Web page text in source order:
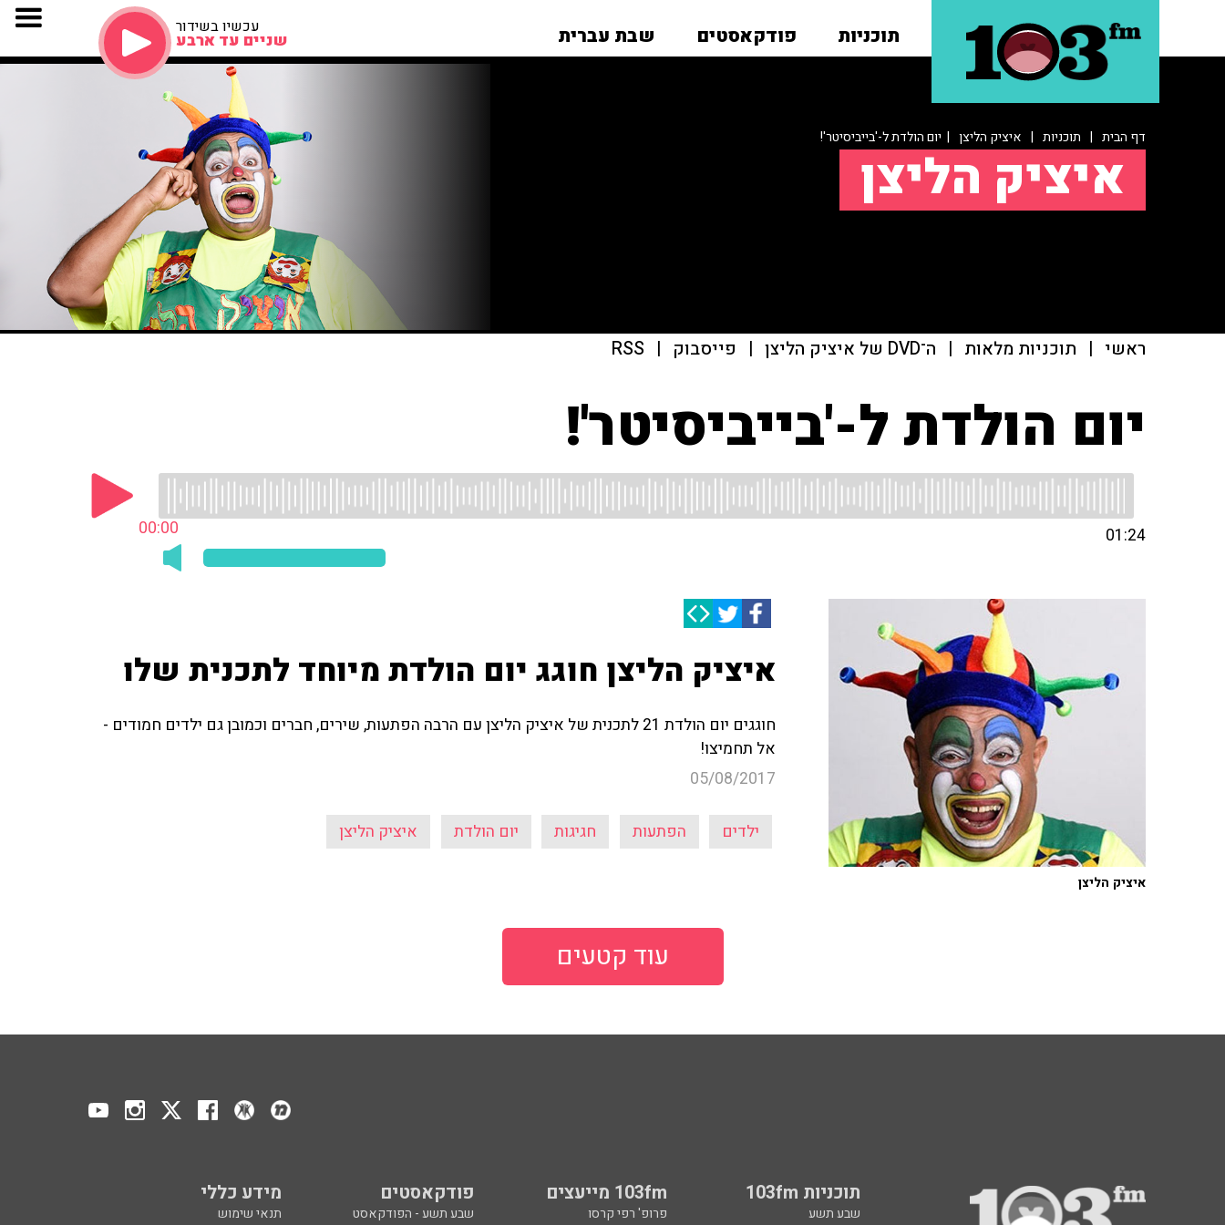
תוכניות פודקאסטים שבת עברית עכשיו בשידור
שניים עד ארבע
דף הבית | תוכניות | איציק הליצן | יום הולדת ל-'בייביסיטר'!
איציק הליצן
ראשי | תוכניות מלאות | ה־DVD של איציק הליצן | פייסבוק |
RSS
יום הולדת ל-'בייביסיטר'!
00:00 01:24
איציק הליצן חוגג יום הולדת מיוחד לתכנית שלו
חוגגים יום הולדת 21 לתכנית של איציק הליצן עם הרבה הפתעות, שירים, חברים וכמובן גם ילדים חמודים -
אל תחמיצו!
05/08/2017
ילדים הפתעות חגיגות יום הולדת איציק הליצן
איציק הליצן
עוד קטעים
תוכניות 103fm 103fm מייעצים פודקאסטים מידע כללי
שבע תשע פרופ' רפי קרסו שבע תשע - הפודקאסט תנאי שימוש